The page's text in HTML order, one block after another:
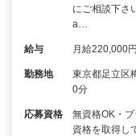
にご相談下さ
a…
給与 月給220,000
勤務地
東京都足立区
0分
応募資格
無資格OK・
資格を取得